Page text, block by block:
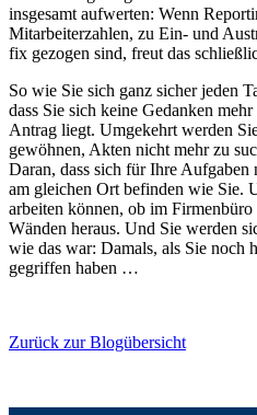
insgesamt aufwerten: Wenn
Mitarbeiterzahlen, zu Ein- und
fix gezogen sind, freut das
So wie Sie sich ganz sicher jeden
dass Sie sich keine Gedanken
Antrag liegt. Umgekehrt werden
gewöhnen, Akten nicht mehr zu
Daran, dass sich für Ihre
am gleichen Ort befinden wie Sie.
arbeiten können, ob im Firmenbüro
Wänden heraus. Und Sie werden
wie das war: Damals, als Sie noch
gegriffen haben …
Zurück zur Blogübersicht